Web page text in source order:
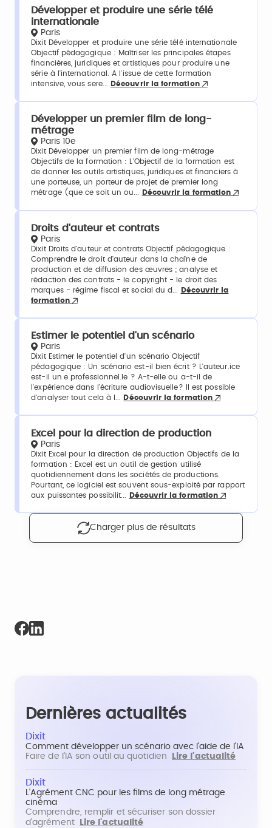
Développer et produire une série télé
internationale
Paris
Dixit Développer et produire une série télé internationale
Objectif pédagogique : Maîtriser les principales étapes
financières, juridiques et artistiques pour produire une
série à l'international. A l'issue de cette formation
intensive, vous sere...
Découvrir la formation
Développer un premier film de long-
métrage
Paris 10e
Dixit Développer un premier film de long-métrage
Objectifs de la formation : L'Objectif de la formation est
de donner les outils artistiques, juridiques et financiers à
une porteuse, un porteur de projet de premier long
métrage (que ce soit un ou...
Découvrir la formation
Droits d'auteur et contrats
Paris
Dixit Droits d'auteur et contrats Objectif pédagogique :
Comprendre le droit d'auteur dans la chaîne de
production et de diffusion des œuvres ; analyse et
rédaction des contrats - le copyright - le droit des
marques - régime fiscal et social du d...
Découvrir la
formation
Estimer le potentiel d'un scénario
Paris
Dixit Estimer le potentiel d'un scénario Objectif
pédagogique : Un scénario est-il bien écrit ? L'auteur.ice
est-il un.e professionnel.le ? A-t-elle ou a-t-il de
l'expérience dans l'écriture audiovisuelle? Il est possible
d'analyser tout cela à l...
Découvrir la formation
Excel pour la direction de production
Paris
Dixit Excel pour la direction de production Objectifs de la
formation : Excel est un outil de gestion utilisé
quotidiennement dans les sociétés de productions.
Pourtant, ce logiciel est souvent sous-exploité par rapport
aux puissantes possibilit...
Découvrir la formation
Charger plus de résultats
Dernières actualités
Dixit
Comment développer un scénario avec l'aide de l'IA
Faire de l'IA son outil au quotidien
Lire l'actualité
Dixit
L'Agrément CNC pour les films de long métrage
cinéma
Comprendre, remplir et sécuriser son dossier
d'agrément
Lire l'actualité